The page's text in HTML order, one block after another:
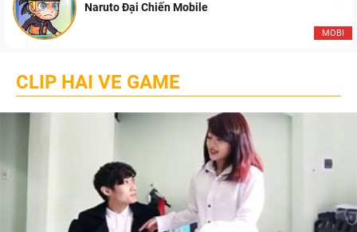
MOBI
Naruto Đại Chiến Mobile
CLIP HAI VE GAME